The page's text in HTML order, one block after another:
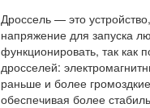
Дроссель — это
напряжение для запуска
функционировать, так как
дросселей:
раньше и более
обеспечивая более